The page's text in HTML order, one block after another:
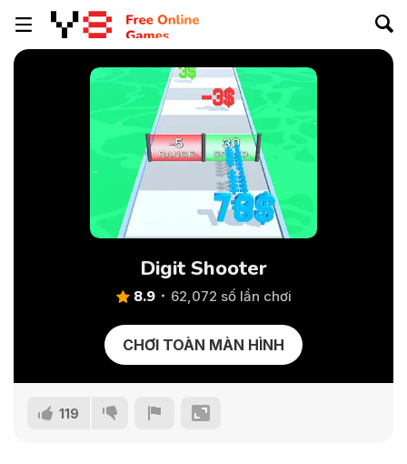
Digit Shooter
8.9 62,072 số lần chơi
CHƠI TOÀN MÀN HÌNH
119